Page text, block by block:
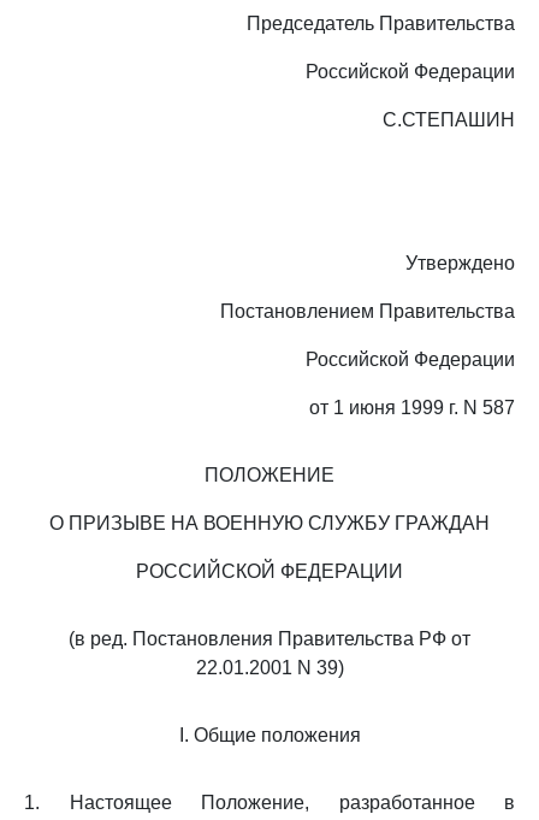
Председатель Правительства
Российской Федерации
С.СТЕПАШИН
Утверждено
Постановлением Правительства
Российской Федерации
от 1 июня 1999 г. N 587
ПОЛОЖЕНИЕ
О ПРИЗЫВЕ НА ВОЕННУЮ СЛУЖБУ ГРАЖДАН
РОССИЙСКОЙ ФЕДЕРАЦИИ
(в ред. Постановления Правительства РФ от
22.01.2001 N 39)
I. Общие положения
1. Настоящее Положение, разработанное в